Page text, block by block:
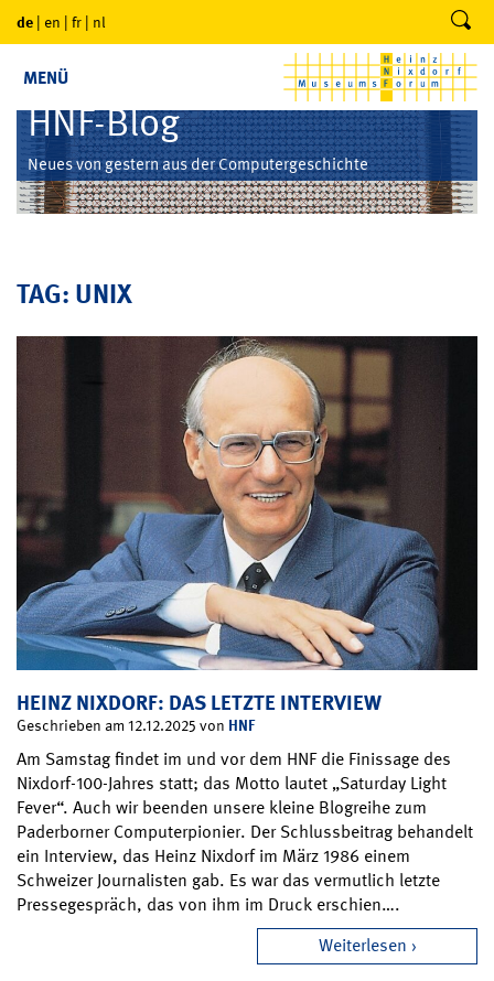
de | en | fr | nl
MENÜ
HNF-Blog
Neues von gestern aus der Computergeschichte
TAG: UNIX
HEINZ NIXDORF: DAS LETZTE INTERVIEW
Geschrieben am 12.12.2025 von HNF
Am Samstag findet im und vor dem HNF die Finissage des
Nixdorf-100-Jahres statt; das Motto lautet „Saturday Light
Fever“. Auch wir beenden unsere kleine Blogreihe zum
Paderborner Computerpionier. Der Schlussbeitrag behandelt
ein Interview, das Heinz Nixdorf im März 1986 einem
Schweizer Journalisten gab. Es war das vermutlich letzte
Pressegespräch, das von ihm im Druck erschien….
Weiterlesen